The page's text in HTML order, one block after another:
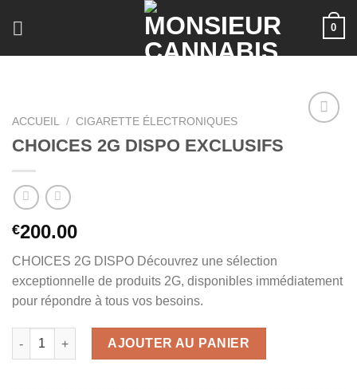
0
ACCUEIL / CIGARETTE ÉLECTRONIQUES
CHOICES 2G DISPO EXCLUSIFS
€200.00
CHOICES 2G DISPO Découvrez une sélection
exceptionnelle de produits 2G, disponibles immédiatement
pour répondre à tous vos besoins.
quantité de CHOICES 2G DISPO EXCLUSIFS
AJOUTER AU PANIER